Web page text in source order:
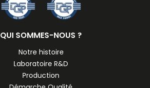
QUI SOMMES-NOUS ?
Notre histoire
Laboratoire R&D
Production